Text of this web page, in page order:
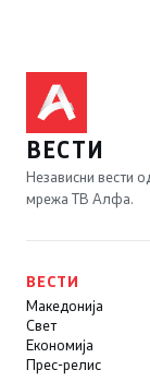
ВЕСТИ
Независни вести
мрежа ТВ Алфа.
ВЕСТИ
Македонија
Свет
Економија
Прес-релис